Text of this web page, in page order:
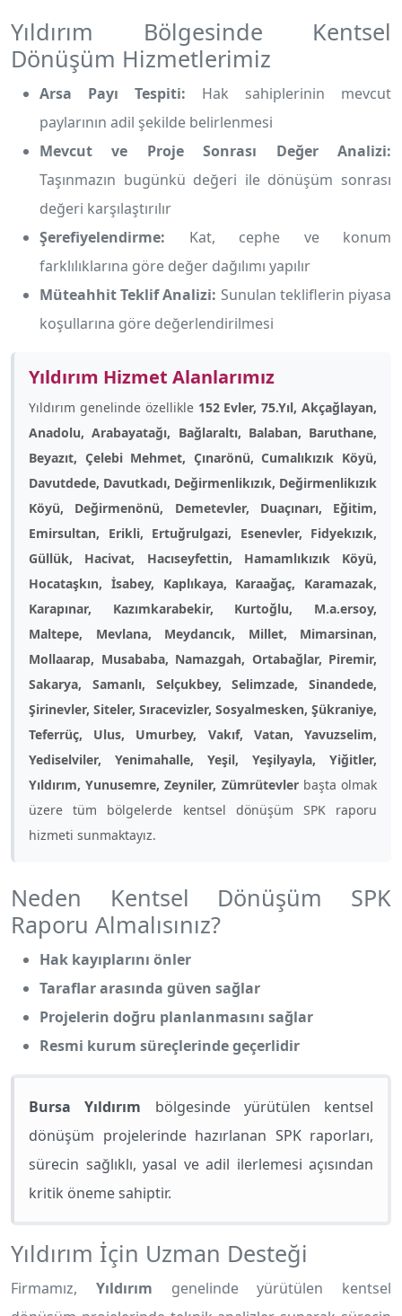
Yıldırım Bölgesinde Kentsel
Dönüşüm Hizmetlerimiz
Arsa Payı Tespiti: Hak sahiplerinin mevcut
paylarının adil şekilde belirlenmesi
Mevcut ve Proje Sonrası Değer Analizi:
Taşınmazın bugünkü değeri ile dönüşüm sonrası
değeri karşılaştırılır
Şerefiyelendirme: Kat, cephe ve konum
farklılıklarına göre değer dağılımı yapılır
Müteahhit Teklif Analizi: Sunulan tekliflerin piyasa
koşullarına göre değerlendirilmesi
Yıldırım Hizmet Alanlarımız
Yıldırım genelinde özellikle 152 Evler, 75.Yıl, Akçağlayan,
Anadolu, Arabayatağı, Bağlaraltı, Balaban, Baruthane,
Beyazıt, Çelebi Mehmet, Çınarönü, Cumalıkızık Köyü,
Davutdede, Davutkadı, Değirmenlikızık, Değirmenlikızık
Köyü, Değirmenönü, Demetevler, Duaçınarı, Eğitim,
Emirsultan, Erikli, Ertuğrulgazi, Esenevler, Fidyekızık,
Güllük, Hacivat, Hacıseyfettin, Hamamlıkızık Köyü,
Hocataşkın, İsabey, Kaplıkaya, Karaağaç, Karamazak,
Karapınar, Kazımkarabekir, Kurtoğlu, M.a.ersoy,
Maltepe, Mevlana, Meydancık, Millet, Mimarsinan,
Mollaarap, Musababa, Namazgah, Ortabağlar, Piremir,
Sakarya, Samanlı, Selçukbey, Selimzade, Sinandede,
Şirinevler, Siteler, Sıracevizler, Sosyalmesken, Şükraniye,
Teferrüç, Ulus, Umurbey, Vakıf, Vatan, Yavuzselim,
Yediselviler, Yenimahalle, Yeşil, Yeşilyayla, Yiğitler,
Yıldırım, Yunusemre, Zeyniler, Zümrütevlerbaşta olmak
üzere tüm bölgelerde kentsel dönüşüm SPK raporu
hizmeti sunmaktayız.
Neden Kentsel Dönüşüm SPK
Raporu Almalısınız?
Hak kayıplarını önler
Taraflar arasında güven sağlar
Projelerin doğru planlanmasını sağlar
Resmi kurum süreçlerinde geçerlidir
Bursa Yıldırım bölgesinde yürütülen kentsel
dönüşüm projelerinde hazırlanan SPK raporları,
sürecin sağlıklı, yasal ve adil ilerlemesi açısından
kritik öneme sahiptir.
Yıldırım İçin Uzman Desteği
Firmamız, Yıldırım genelinde yürütülen kentsel